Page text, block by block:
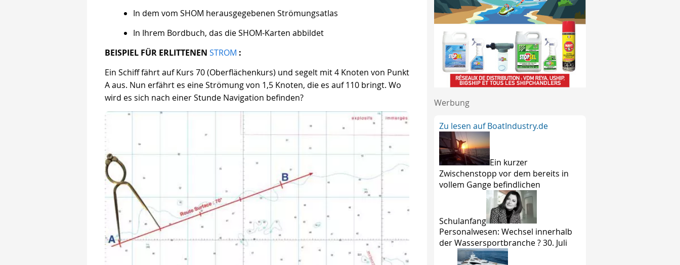
In dem vom SHOM herausgegebenen Strömungsatlas
In Ihrem Bordbuch, das die SHOM-Karten abbildet
BEISPIEL FÜR ERLITTENEN STROM :
Ein Schiff fährt auf Kurs 70 (Oberflächenkurs) und segelt mit 4 Knoten von Punkt
A aus. Nun erfährt es eine Strömung von 1,5 Knoten, die es auf 110 bringt. Wo
wird es sich nach einer Stunde Navigation befinden?
Werbung
Zu lesen auf BoatIndustry.de
Ein kurzer
Zwischenstopp vor dem bereits in
vollem Gange befindlichen
Schulanfang
Personalwesen: Wechsel innerhalb
der Wassersportbranche ? 30. Juli